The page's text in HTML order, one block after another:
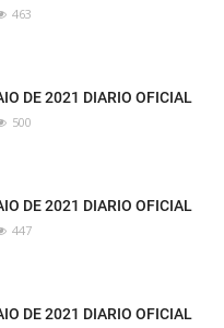
463
DE 2021 DIARIO OFICIAL
500
DE 2021 DIARIO OFICIAL
447
DE 2021 DIARIO OFICIAL